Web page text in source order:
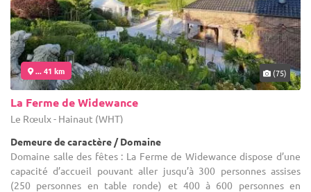
... 41 km (75)
La Ferme de Widewance
Le Rœulx - Hainaut (WHT)
Demeure de caractère / Domaine
Domaine salle des fêtes : La Ferme de Widewance dispose d’une
capacité d’accueil pouvant aller jusqu’à 300 personnes assises
(250 personnes en table ronde) et 400 à 600 personnes en